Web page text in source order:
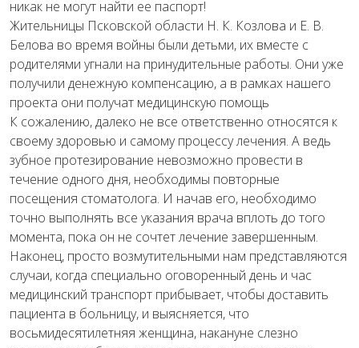
никак не могут найти ее паспорт!
Жительницы Псковской области Н. К. Козлова и Е. В.
Белова во время войны были детьми, их вместе с
родителями угнали на принудительные работы. Они уже
получили денежную компенсацию, а в рамках нашего
проекта они получат медицинскую помощь
К сожалению, далеко не все ответственно относятся к
своему здоровью и самому процессу лечения. А ведь
зубное протезирование невозможно провести в
течение одного дня, необходимы повторные
посещения стоматолога. И начав его, необходимо
точно выполнять все указания врача вплоть до того
момента, пока он не сочтет лечение завершенным.
Наконец, просто возмутительными нам представляются
случаи, когда специально оговоренный день и час
медицинский транспорт прибывает, чтобы доставить
пациента в больницу, и выясняется, что
восьмидесятилетняя женщина, накануне слезно